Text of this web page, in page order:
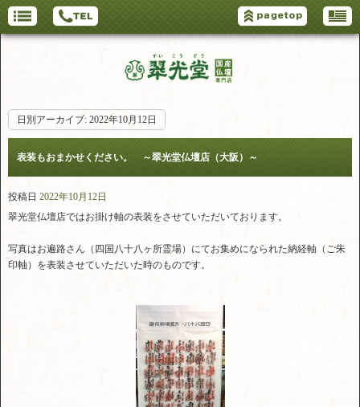
日別アーカイブ: 2022年10月12日
表装もおまかせください。 ～翠光堂仏壇店（大阪）～
投稿日 2022年10月12日
翠光堂仏壇店ではお掛け軸の表装をさせていただいております。
写真はお遍路さん（四国八十八ヶ所霊場）にてお集めになられた納経軸（ご朱
印軸）を表装させていただいた時のものです。